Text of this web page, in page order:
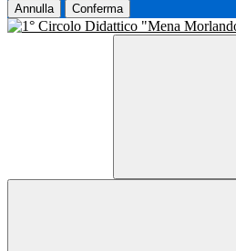
Annulla Conferma